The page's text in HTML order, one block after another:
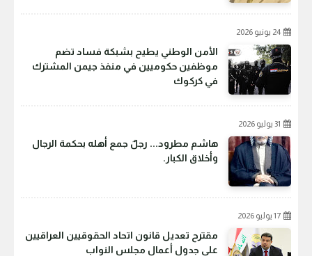
24 يونيو 2026
الأمن الوطني يطيح بشبكة فساد تضم
موظفين حكوميين في منفذ جيمن المشترك
في كركوك
31 يوليو 2026
هاشم مطرود... رجلٌ جمع أهله بحكمة الرجال
وأخلاق الكبار.
17 يوليو 2026
مقترح تعديل قانون اتحاد الحقوقيين العراقيين
على جدول أعمال مجلس النواب